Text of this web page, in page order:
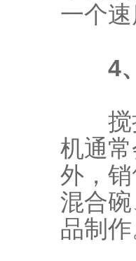
一个
4
搅拌
机通
外，
混合
品制